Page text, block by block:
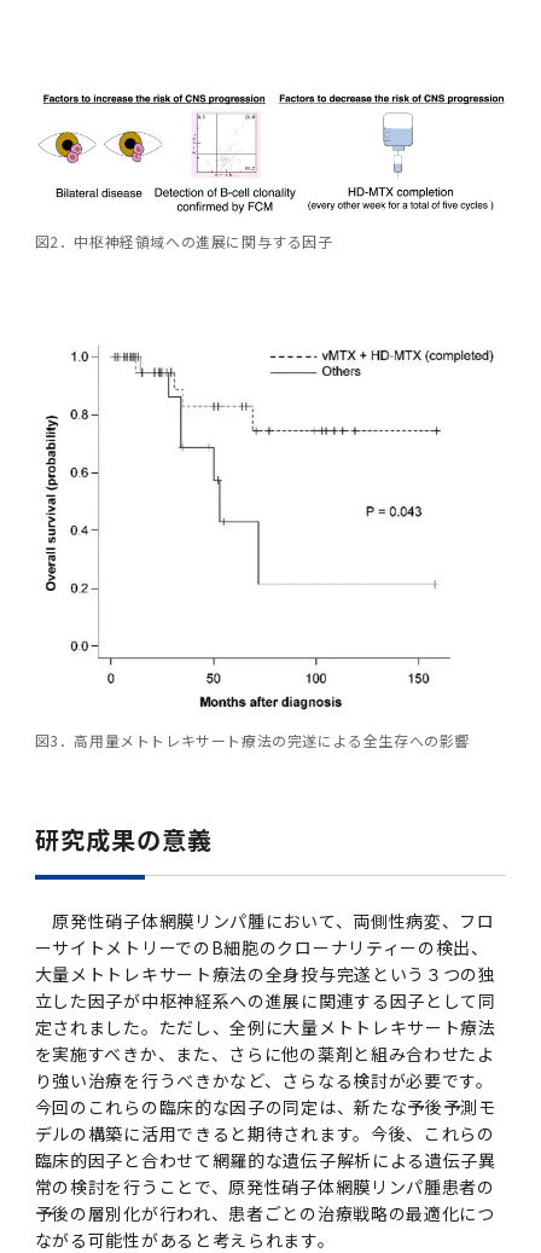
図2．中枢神経領域への進展に関与する因子
図3．高用量メトトレキサート療法の完遂による全生存への影響
研究成果の意義
原発性硝子体網膜リンパ腫において、両側性病変、フロ
ーサイトメトリーでのB細胞のクローナリティーの検出、
大量メトトレキサート療法の全身投与完遂という３つの独
立した因子が中枢神経系への進展に関連する因子として同
定されました。ただし、全例に大量メトトレキサート療法
を実施すべきか、また、さらに他の薬剤と組み合わせたよ
り強い治療を行うべきかなど、さらなる検討が必要です。
今回のこれらの臨床的な因子の同定は、新たな予後予測モ
デルの構築に活用できると期待されます。今後、これらの
臨床的因子と合わせて網羅的な遺伝子解析による遺伝子異
常の検討を行うことで、原発性硝子体網膜リンパ腫患者の
予後の層別化が行われ、患者ごとの治療戦略の最適化につ
ながる可能性があると考えられます。